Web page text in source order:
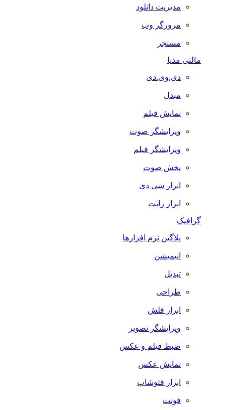
مدیریت دانلود
مرورگر وب
مسنجر
مالتی مدیا
دی.وی.دی
مبدل
نمایش فیلم
ویرایشگر صوت
ویرایشگر فیلم
پخش صوت
ابزار سی دی
ابزار رایت
گرافیک
پلاگین نرم افزارها
انیمیشن
تبدیل
طراحی
ابزار فلش
ویرایشگر تصویر
ضبط فيلم و عكس
نمایش عکس
ابزار فتوشاپ
فونت